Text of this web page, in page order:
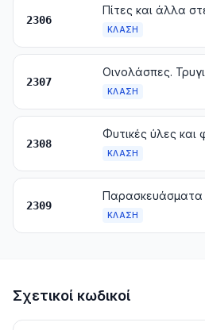
2306
ΚΛΆΣΗ
2307
Οινολάσπες.
ΚΛΆΣΗ
2308
ΚΛΆΣΗ
2309
ΚΛΆΣΗ
Σχετικοί κωδικοί